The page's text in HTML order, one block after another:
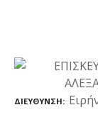
ΔΙΕΎΘΥΝΣΗ